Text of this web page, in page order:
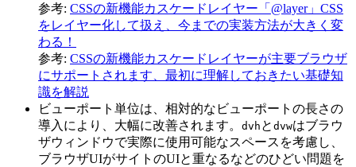
参考: CSSの新機能カスケードレイヤー「@layer」CSS
をレイヤー化して扱え、今までの実装方法が大きく変
わる！
参考: CSSの新機能カスケードレイヤーが主要ブラウザ
にサポートされます、最初に理解しておきたい基礎知
識を解説
ビューポート単位は、相対的なビューポートの長さの
導入により、大幅に改善されます。 dvh と dvwはブラウ
ザウィンドウで実際に使用可能なスペースを考慮し、
ブラウザUIがサイトのUIと重なるなどのひどい問題を